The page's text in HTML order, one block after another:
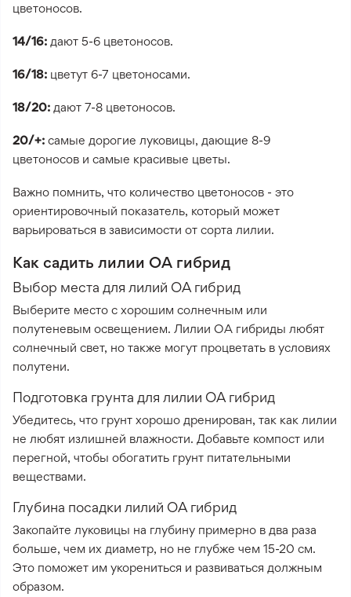
цветоносов.
14/16: дают 5-6 цветоносов.
16/18: цветут 6-7 цветоносами.
18/20: дают 7-8 цветоносов.
20/+: самые дорогие луковицы, дающие 8-9
цветоносов и самые красивые цветы.
Важно помнить, что количество цветоносов - это
ориентировочный показатель, который может
варьироваться в зависимости от сорта лилии.
Как садить лилии ОА гибрид
Выбор места для лилий ОА гибрид
Выберите место с хорошим солнечным или
полутеневым освещением. Лилии ОА гибриды любят
солнечный свет, но также могут процветать в условиях
полутени.
Подготовка грунта для лилии ОА гибрид
Убедитесь, что грунт хорошо дренирован, так как лилии
не любят излишней влажности. Добавьте компост или
перегной, чтобы обогатить грунт питательными
веществами.
Глубина посадки лилий ОА гибрид
Закопайте луковицы на глубину примерно в два раза
больше, чем их диаметр, но не глубже чем 15-20 см.
Это поможет им укорениться и развиваться должным
образом.